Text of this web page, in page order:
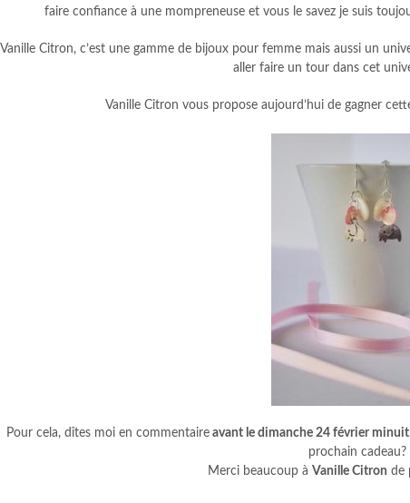
faire confiance à une mompreneuse et vous le savez je suis
Vanille Citron, c’est une gamme de bijoux pour femme mais aussi un
aller faire un tour dans cet
Vanille Citron vous propose aujourd’hui de gagner
Pour cela, dîtes moi en commentaire avant le dimanche 24 février minuit
prochain cadeau?
Merci beaucoup à Vanille Citron de